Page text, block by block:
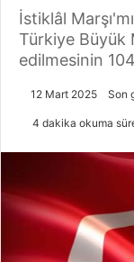
İstiklâl
Türkiye Büyük
edilmesinin
12 Mart 2025 Son
4 dakika okuma